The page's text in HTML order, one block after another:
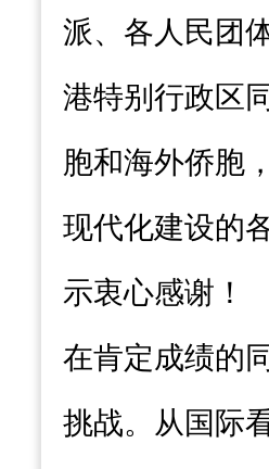
派、各人民团
港特别行政区
胞和海外侨胞
现代化建设的
示衷心感谢！
在肯定成绩的
挑战。从国际